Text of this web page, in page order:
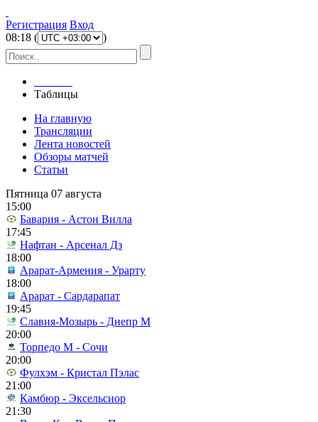
Регистрация Вход
08:18 ( )
Таблицы
На главную
Трансляции
Лента новостей
Обзоры матчей
Статьи
Пятница 07 августа
15:00
Бавария - Астон Вилла
17:45
Нафтан - Арсенал Дз
18:00
Арарат-Армения - Урарту
18:00
Арарат - Сардарапат
19:45
Славия-Мозырь - Днепр М
20:00
Торпедо М - Сочи
20:00
Фулхэм - Кристал Пэлас
21:00
Камбюр - Эксельсиор
21:30